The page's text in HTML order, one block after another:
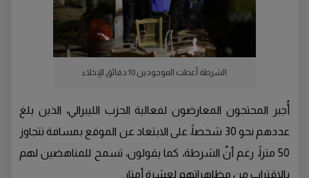
الشرطة أعطت الموجودين 10 دقائق للإخلاء
أُجبر المحتجون المعارضون لفعالية الحزب الليبرالي، الذين بلغ
عددهم نحو 30 شخصاً، على الابتعاد عن الموقع بمسافة تتجاوز
50 متراً، رغم أنّ الشرطة، كما يقولون، تسمح للمناهضين لهم
بالاقتراب من مظاهراتهم لعشرة أمتار.